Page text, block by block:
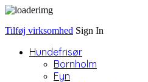
Tilføj virksomhed Sign In
Hundefrisør
Bornholm
Fyn